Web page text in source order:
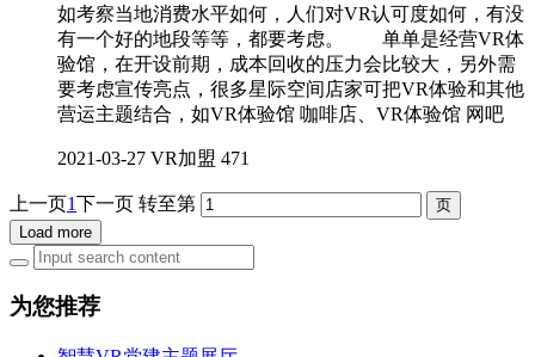
如考察当地消费水平如何，人们对VR认可度如何，有没
有一个好的地段等等，都要考虑。 单单是经营VR体
验馆，在开设前期，成本回收的压力会比较大，另外需
要考虑宣传亮点，很多星际空间店家可把VR体验和其他
营运主题结合，如VR体验馆 咖啡店、VR体验馆 网吧
2021-03-27 VR加盟 471
上一页1下一页 转至第
Load more
为您推荐